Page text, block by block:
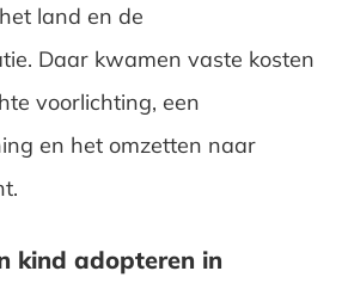
land en de
Daar kwamen vaste kosten
voorlichting, een
en het omzetten naar
kind adopteren in